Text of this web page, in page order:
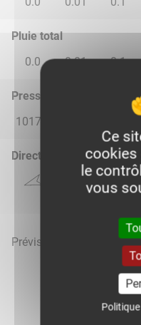
Pluie total
0.0
0.01 0.1
Pression atmosphérique
1017.0
Direction du vent
Prévisions météo mises
Voir la
Ce
cookies
le
vous